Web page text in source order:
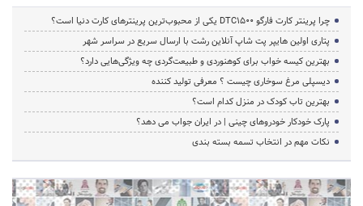
چرا پرینتر کارت فارگو DTC1500 یکی از محبوب‌ترین پرینترهای کارت دنیا است؟
پتاری اولین هایپر پت شاپ آنلاین رشت با ارسال سریع در سراسر شهر
بهترین کیسه خواب برای کوهنوردی و طبیعت‌گردی چه ویژگی‌هایی دارد؟
دیسپلی مرغ سوخاری چیست ؟ معرفی تولید کننده
بهترین تاب کودک در منزل کدام است؟
پارک خودکار خودروهای چینی | در ایران جواب می دهد؟
نکات مهم در انتخاب تسمه بسته بندی